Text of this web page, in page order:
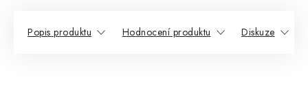
Popis produktu Hodnocení produktu Diskuze